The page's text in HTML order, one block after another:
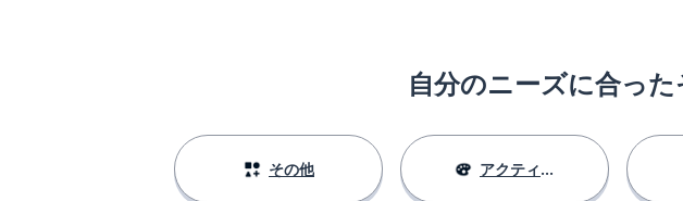
自分のニーズに合っ
その他 アクティビティ